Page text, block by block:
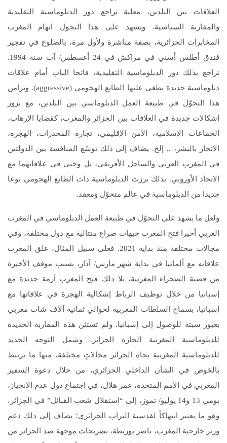
العلاقات بين البلدين، معلنة تراجع دور الدبلوماسية التقليدية
والمقاربة السياسية. ويشهد على هذا التحول اتهام المغرب
المخابرات الجزائرية، بصفة مباشرة ولأول مرة، بالضلوع في تفجير
فندق أطلس أسني في مراكش في 24 أغسطس/ آب سنة 1994.
تراجع بذلك دور الدبلوماسية التقليدية، فاتحا الباب أمام علاقات
دبلوماسية جديدة يطغى عليها الطابع الهجومي (aggressive). وتزامن
هذا التحوّل في طبيعة العمل الدبلوماسي بين البلدين، مع بروز
إشكالات جديدة في العلاقات بين الجزائر والمغرب، كقضايا الإرهاب،
الجماعات الإسلامية، الأمن الإقليمي، تجارة المخدرات، الهجرة،
الاتجار بالبشر، .. إلخ. يضاف إلى ذلك توسّع المنافسة بين الدولتين
في المغرب العربي والساحل الأفريقي، بل وحتى في علاقاتهما مع
الاتحاد الأوروبي. بذلك برزت الدبلوماسية ذات الطابع الهجومي نوعا
جديدا من الدبلوماسية في عالم متحوّل ومعقد.
ولعل ما يشهد على التحوّل في طبيعة العمل الدبلوماسي في المغرب
العربي أخيرا فتح المغرب جبهات صراع متتالية مع دول مختلفة، وفي
مجالات مختلفة منذ بداية 2021. فعلى سبيل المثال، علق المغرب
علاقاته مع ألمانيا في بداية شهر مارس/ آذار، بسبب موقف الأخيرة
من قضية الصحراء المغربية، تلا ذلك فتح المغرب أزمة جديدة مع
إسبانيا من خلال توظيف الرباط إشكالية الهجرة في علاقاتها مع
إسبانيا، بسماح السلطات المغربية لحوالي ثمانية آلاف شاب مغربي
بعبور سبتة للوصول إلى إسبانيا. ولم تستثن هذه المقاربة الجديدة
للدبلوماسية المغربية الجارة الجزائر. وشمل التوجه الجديد
للدبلوماسية المغربية تجاه الجزائر مجالاتٍ مختلفة، منها ما يرتبط
بالخوض في الشأن الداخلي الجزائري، من خلال دعوة السفير
المغربي في الأمم المتحدة، عمر هلال، في اجتماع دول عدم الانحياز،
يومي 13 و14 يوليو/ تموز، إلى “استقلال شعب القبائل” في الجزائر،
وهو ما يعتبر انتهاكاً لقدسية التراب الجزائري؛ يضاف إلى ذلك دعم
وزير خارجية المغرب، ناصر بوريطة، تصريحات موجهة ضد الجزائر من